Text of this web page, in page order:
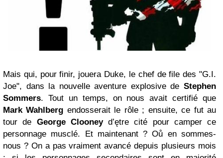
Mais qui, pour finir, jouera Duke, le chef de file des "G.I.
Joe", dans la nouvelle aventure explosive de Stephen
Sommers. Tout un temps, on nous avait certifié que
Mark Wahlberg endosserait le rôle ; ensuite, ce fut au
tour de George Clooneyd’ętre cité pour camper ce
personnage musclé. Et maintenant ? Oů en sommes-
nous ? On a pas vraiment avancé depuis plusieurs mois